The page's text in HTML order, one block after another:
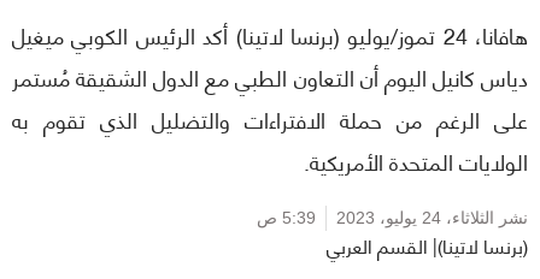
هافانا، 24 تموز/يوليو (برنسا لاتينا) أكد الرئيس الكوبي ميغيل
دياس كانيل اليوم أن التعاون الطبي مع الدول الشقيقة مُستمر
على الرغم من حملة الافتراءات والتضليل الذي تقوم به
الولايات المتحدة الأمريكية.
نشر الثلاثاء، 24 يوليو، 2023 5:39 ص
(برنسا لاتينا)| القسم العربي